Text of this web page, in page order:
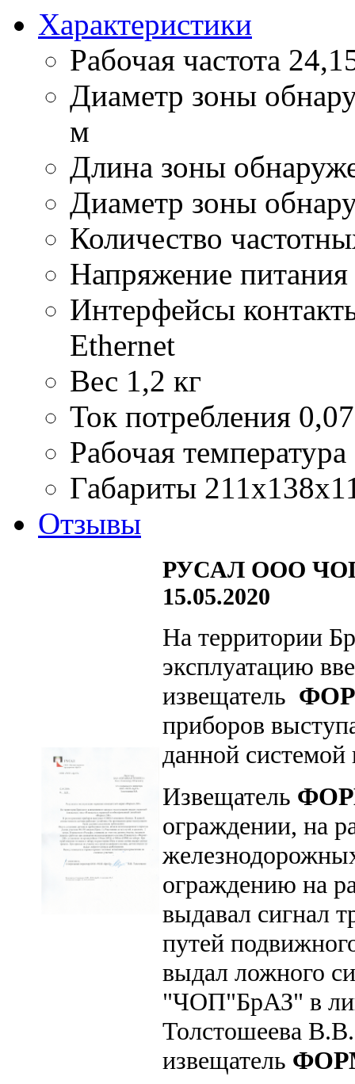
Характеристики
Рабочая частота
Диаметр зоны
м
Длина зоны
Диаметр зоны
Количество
Напряжение питания
Интерфейсы
Ethernet
Вес 1,2 кг
Ток потребления
Рабочая температура
Габариты
Отзывы
РУСАЛ ООО
15.05.2020
На территории
эксплуатацию
извещатель
приборов
данной
Извещатель
ограждении, на
ограждению на
выдавал сигнал
путей
выдал ложного
"ЧОП"БрАЗ" в
Толстошеева
извещатель